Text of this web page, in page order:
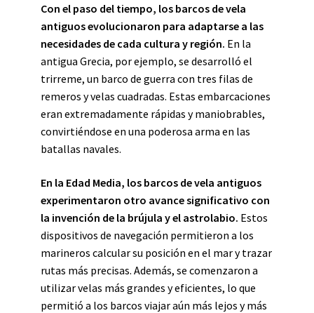
Con el paso del tiempo, los barcos de vela
antiguos evolucionaron para adaptarse a las
necesidades de cada cultura y región. En la
antigua Grecia, por ejemplo, se desarrolló el
trirreme, un barco de guerra con tres filas de
remeros y velas cuadradas. Estas embarcaciones
eran extremadamente rápidas y maniobrables,
convirtiéndose en una poderosa arma en las
batallas navales.
En la Edad Media, los barcos de vela antiguos
experimentaron otro avance significativo con
la invención de la brújula y el astrolabio. Estos
dispositivos de navegación permitieron a los
marineros calcular su posición en el mar y trazar
rutas más precisas. Además, se comenzaron a
utilizar velas más grandes y eficientes, lo que
permitió a los barcos viajar aún más lejos y más